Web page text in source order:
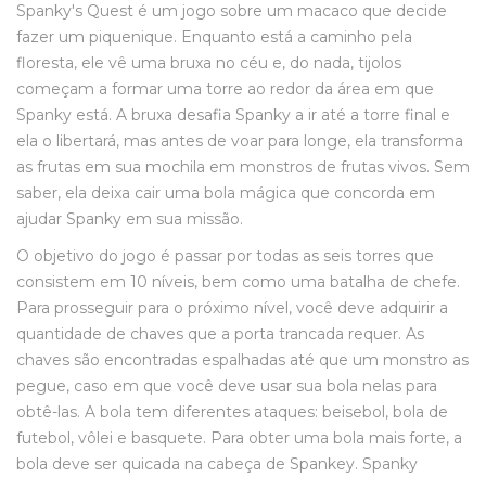
Spanky's Quest é um jogo sobre um macaco que decide
fazer um piquenique. Enquanto está a caminho pela
floresta, ele vê uma bruxa no céu e, do nada, tijolos
começam a formar uma torre ao redor da área em que
Spanky está. A bruxa desafia Spanky a ir até a torre final e
ela o libertará, mas antes de voar para longe, ela transforma
as frutas em sua mochila em monstros de frutas vivos. Sem
saber, ela deixa cair uma bola mágica que concorda em
ajudar Spanky em sua missão.
O objetivo do jogo é passar por todas as seis torres que
consistem em 10 níveis, bem como uma batalha de chefe.
Para prosseguir para o próximo nível, você deve adquirir a
quantidade de chaves que a porta trancada requer. As
chaves são encontradas espalhadas até que um monstro as
pegue, caso em que você deve usar sua bola nelas para
obtê-las. A bola tem diferentes ataques: beisebol, bola de
futebol, vôlei e basquete. Para obter uma bola mais forte, a
bola deve ser quicada na cabeça de Spankey. Spanky